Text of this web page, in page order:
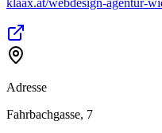
Adresse
Fahrbachgasse, 7